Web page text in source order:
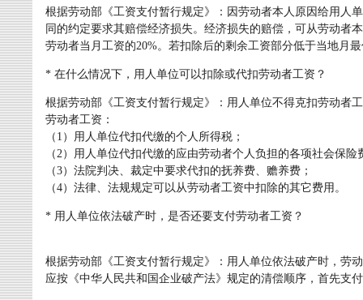
根据劳动部《工资支付暂行规定》：因劳动者本人原因给用人
同的约定要求其赔偿经济损失。经济损失的赔偿，可从劳动者
劳动者当月工资的20%。若扣除后的剩余工资部分低于当地月
* 在什么情况下，用人单位可以扣除或代扣劳动者工资？
根据劳动部《工资支付暂行规定》：用人单位不得克扣劳动者
劳动者工资：
（1）用人单位代扣代缴的个人所得税；
（2）用人单位代扣代缴的应由劳动者个人负担的各项社会保险
（3）法院判决、裁定中要求代扣的抚养费、赡养费；
（4）法律、法规规定可以从劳动者工资中扣除的其它费用。
* 用人单位依法破产时，是否还要支付劳动者工资？
根据劳动部《工资支付暂行规定》：用人单位依法破产时，劳
应按《中华人民共和国企业破产法》规定的清偿顺序，首先支